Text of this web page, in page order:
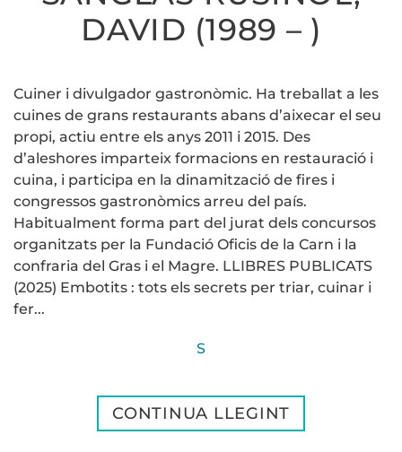
DAVID (1989 – )
Cuiner i divulgador gastronòmic. Ha treballat a les
cuines de grans restaurants abans d’aixecar el seu
propi, actiu entre els anys 2011 i 2015. Des
d’aleshores imparteix formacions en restauració i
cuina, i participa en la dinamització de fires i
congressos gastronòmics arreu del país.
Habitualment forma part del jurat dels concursos
organitzats per la Fundació Oficis de la Carn i la
confraria del Gras i el Magre. LLIBRES PUBLICATS
(2025) Embotits : tots els secrets per triar, cuinar i
fer...
S
CONTINUA LLEGINT